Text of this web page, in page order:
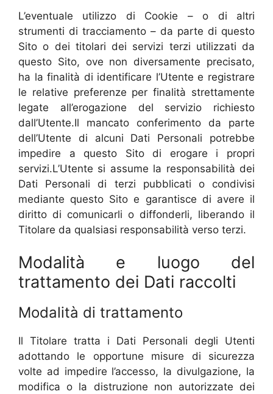
L’eventuale utilizzo di Cookie – o di altri
strumenti di tracciamento – da parte di questo
Sito o dei titolari dei servizi terzi utilizzati da
questo Sito, ove non diversamente precisato,
ha la finalità di identificare l’Utente e registrare
le relative preferenze per finalità strettamente
legate all’erogazione del servizio richiesto
dall’Utente.Il mancato conferimento da parte
dell’Utente di alcuni Dati Personali potrebbe
impedire a questo Sito di erogare i propri
servizi.L’Utente si assume la responsabilità dei
Dati Personali di terzi pubblicati o condivisi
mediante questo Sito e garantisce di avere il
diritto di comunicarli o diffonderli, liberando il
Titolare da qualsiasi responsabilità verso terzi.
Modalità e luogo del
trattamento dei Dati raccolti
Modalità di trattamento
Il Titolare tratta i Dati Personali degli Utenti
adottando le opportune misure di sicurezza
volte ad impedire l’accesso, la divulgazione, la
modifica o la distruzione non autorizzate dei